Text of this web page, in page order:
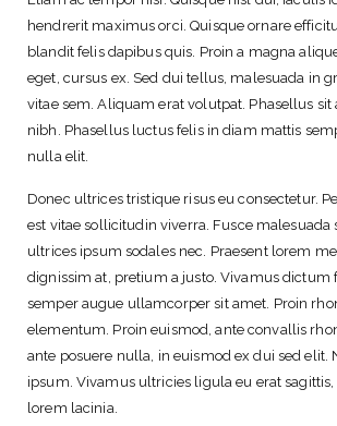
hendrerit maximus orci. Quisque ornare
blandit felis dapibus quis. Proin a magna
eget, cursus ex. Sed dui tellus, malesuada in
vitae sem. Aliquam erat volutpat. Phasellus sit
nibh. Phasellus luctus felis in diam mattis
nulla elit.
Donec ultrices tristique risus eu consectetur.
est vitae sollicitudin viverra. Fusce malesuada
ultrices ipsum sodales nec. Praesent lorem
dignissim at, pretium a justo. Vivamus dictum
semper augue ullamcorper sit amet. Proin
elementum. Proin euismod, ante convallis
ante posuere nulla, in euismod ex dui sed elit.
ipsum. Vivamus ultricies ligula eu erat
lorem lacinia.